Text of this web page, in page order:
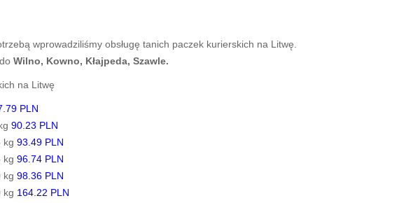
wprowadziliśmy obsługę tanich paczek kurierskich na Litwę.
Wilno, Kowno, Kłajpeda, Szawle.
na Litwę
PLN
90.23 PLN
kg 93.49 PLN
kg 96.74 PLN
kg 98.36 PLN
kg 164.22 PLN